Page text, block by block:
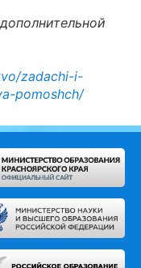
zadachi-i-
pomoshch/